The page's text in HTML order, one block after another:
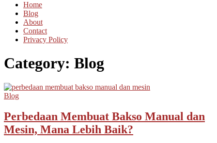
Home
Blog
About
Contact
Privacy Policy
Category: Blog
Blog
Perbedaan Membuat Bakso Manual dan
Mesin, Mana Lebih Baik?